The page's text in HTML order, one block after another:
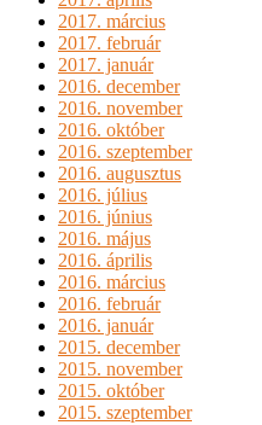
2017. március
2017. február
2017. január
2016. december
2016. november
2016. október
2016. szeptember
2016. augusztus
2016. július
2016. június
2016. május
2016. április
2016. március
2016. február
2016. január
2015. december
2015. november
2015. október
2015. szeptember